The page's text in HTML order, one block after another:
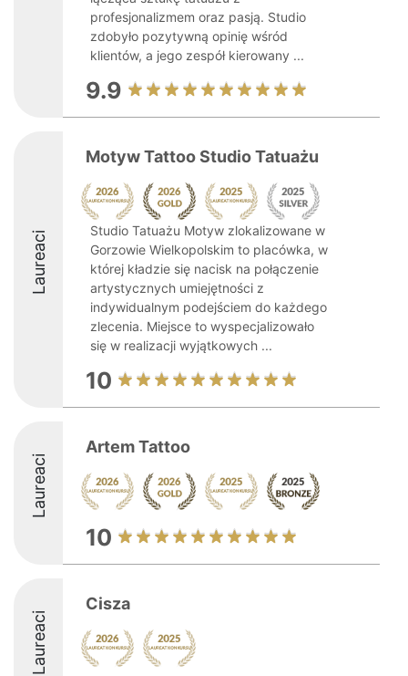
profesjonalizmem oraz pasją. Studio
zdobyło pozytywną opinię wśród
klientów, a jego zespół kierowany ...
9.9
Laureaci
Motyw Tattoo Studio Tatuażu
Studio Tatuażu Motyw zlokalizowane w
Gorzowie Wielkopolskim to placówka, w
której kładzie się nacisk na połączenie
artystycznych umiejętności z
indywidualnym podejściem do każdego
zlecenia. Miejsce to wyspecjalizowało
się w realizacji wyjątkowych ...
10
Laureaci
Artem Tattoo
10
Laureaci
Cisza